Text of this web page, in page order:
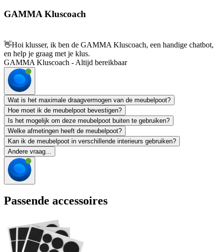
GAMMA Kluscoach
👋Hoi klusser, ik ben de GAMMA Kluscoach, een handige chatbot,
en help je graag met je klus.
GAMMA Kluscoach - Altijd bereikbaar
Wat is het maximale draagvermogen van de meubelpoot?
Hoe moet ik de meubelpoot bevestigen?
Is het mogelijk om deze meubelpoot buiten te gebruiken?
Welke afmetingen heeft de meubelpoot?
Kan ik de meubelpoot in verschillende interieurs gebruiken?
Andere vraag...
Passende accessoires